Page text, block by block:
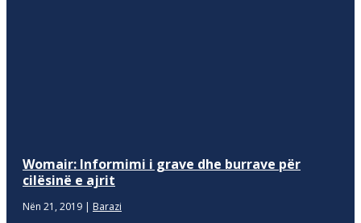
Womair: Informimi i grave dhe burrave për
cilësinë e ajrit
Nën 21, 2019 | Barazi